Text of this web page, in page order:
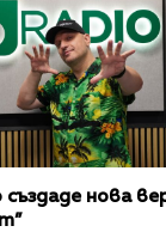
създаде нова